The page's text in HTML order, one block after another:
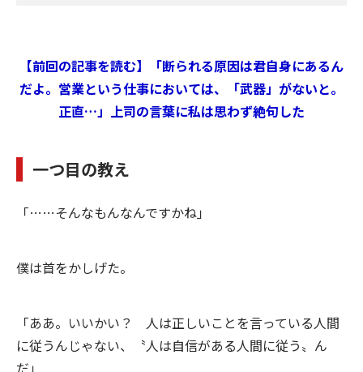
【前回の記事を読む】「断られる原因は君自身にあるん
だよ。営業という仕事においては、「武器」がないと。
正直…」上司の言葉に私は思わず絶句した
一つ目の教え
「……そんなもんなんですかね」
僕は首をかしげた。
「ああ。いいかい？ 人は正しいことを言っている人間
に従うんじゃない、〝人は自信がある人間に従う〟ん
だ」